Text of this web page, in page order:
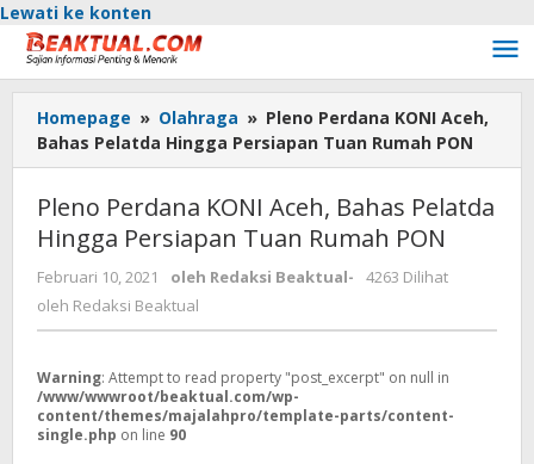
Lewati ke konten
Homepage » Olahraga » Pleno Perdana KONI Aceh,
Bahas Pelatda Hingga Persiapan Tuan Rumah PON
Pleno Perdana KONI Aceh, Bahas Pelatda
Hingga Persiapan Tuan Rumah PON
Februari 10, 2021 oleh Redaksi Beaktual-
4263 Dilihat
oleh Redaksi Beaktual
Warning: Attempt to read property "post_excerpt" on null in
/www/wwwroot/beaktual.com/wp-
content/themes/majalahpro/template-parts/content-
single.php on line 90